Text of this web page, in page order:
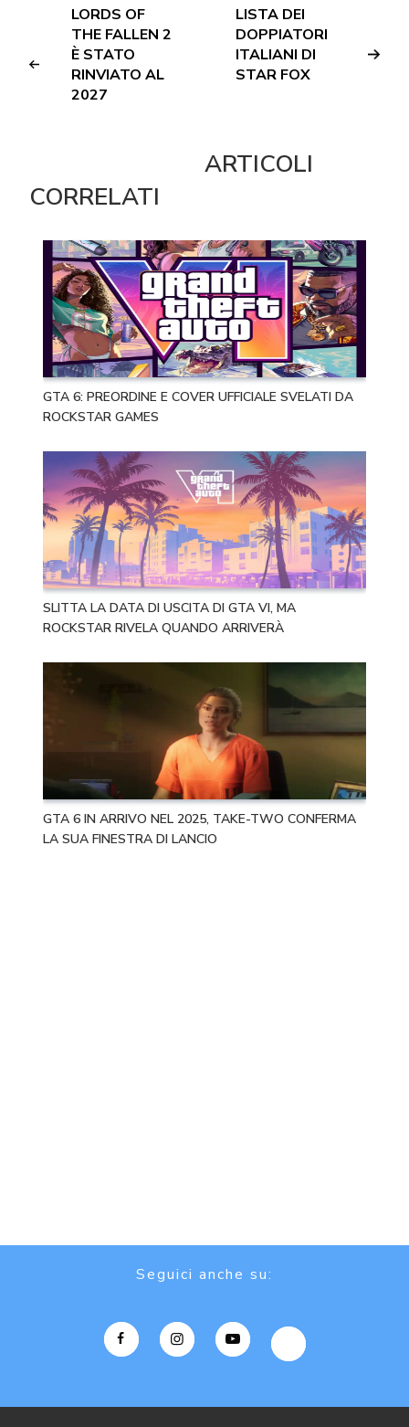
LORDS OF
THE FALLEN 2
È STATO
RINVIATO AL
2027
LISTA DEI
DOPPIATORI
ITALIANI DI
STAR FOX
ARTICOLI
CORRELATI
GTA 6: PREORDINE E COVER UFFICIALE SVELATI DA
ROCKSTAR GAMES
SLITTA LA DATA DI USCITA DI GTA VI, MA
ROCKSTAR RIVELA QUANDO ARRIVERÀ
GTA 6 IN ARRIVO NEL 2025, TAKE-TWO CONFERMA
LA SUA FINESTRA DI LANCIO
Seguici anche su: